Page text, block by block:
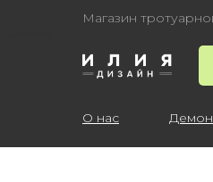
Магазин
О нас